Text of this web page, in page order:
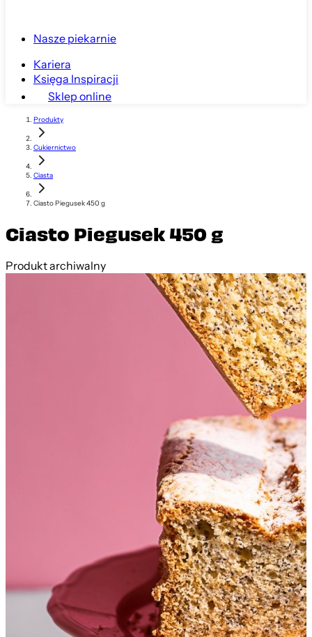
Nasze piekarnie
Kariera
Księga Inspiracji
Sklep online
Produkty
Cukiernictwo
Ciasta
Ciasto Piegusek 450 g
Ciasto Piegusek 450 g
Produkt archiwalny